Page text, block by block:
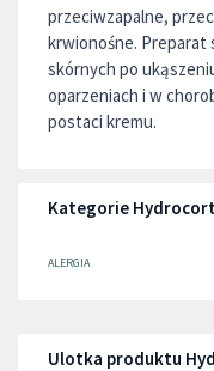
przeciwzapalne,
krwionośne. Preparat
skórnych po
oparzeniach i w
postaci kremu.
Kategorie
ALERGIA
Ulotka produktu